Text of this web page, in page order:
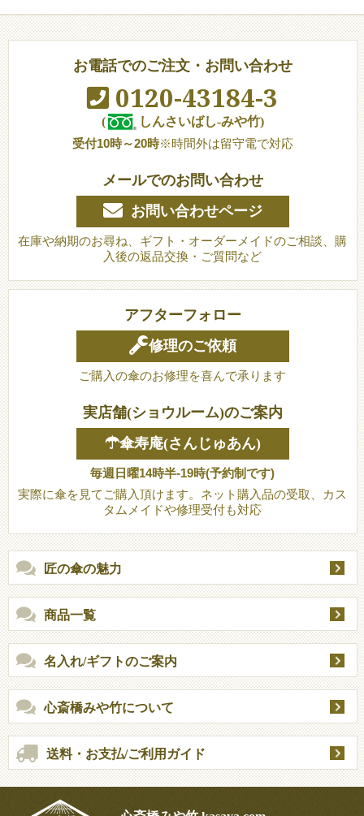
お電話でのご注文・お問い合わせ
0120-43184-3
(
しんさいばし-みや竹)
受付10時～20時※時間外は留守電で対応
メールでのお問い合わせ
お問い合わせページ
在庫や納期のお尋ね、ギフト・オーダーメイドのご相談、購
入後の返品交換・ご質問など
アフターフォロー
修理のご依頼
ご購入の傘のお修理を喜んで承ります
実店舗(ショウルーム)のご案内
☂傘寿庵(さんじゅあん)
毎週日曜14時半-19時(予約制です)
実際に傘を見てご購入頂けます。ネット購入品の受取、カス
タムメイドや修理受付も対応
匠の傘の魅力
商品一覧
名入れ/ギフトのご案内
心斎橋みや竹について
送料・お支払/ご利用ガイド